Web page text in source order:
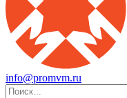
info@promvm.ru